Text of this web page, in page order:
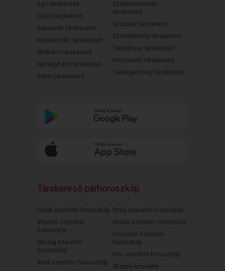
Egri társkereső
Győri társkereső
Kaposvári társkereső
Kecskeméti társkereső
Miskolci társkereső
Nyíregyházi társkereső
Pécsi társkereső
Székesfehérvári
társkereső
Szolnoki társkereső
Szombathelyi társkereső
Tatabányai társkereső
Veszprémi társkereső
Zalaegerszegi társkereső
Társkereső párhoroszkóp
Halak szerelmi horoszkóp
Vízöntő szerelmi
horoszkóp
Mérleg szerelmi
horoszkóp
Ikrek szerelmi horoszkóp
Szűz szerelmi horoszkóp
Nyilas szerelmi horoszkóp
Oroszlán szerelmi
horoszkóp
Kos szerelmi horoszkóp
Skorpió szerelmi